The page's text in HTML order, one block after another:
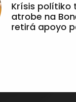
Krísis polítiko
atrobe na
retirá apoyo